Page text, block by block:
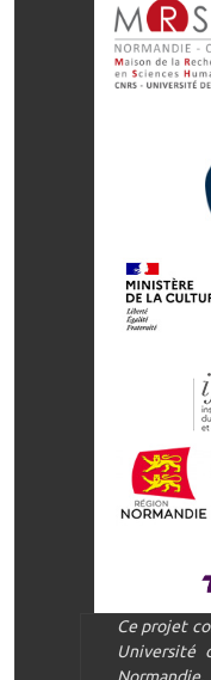
Ce projet
Université